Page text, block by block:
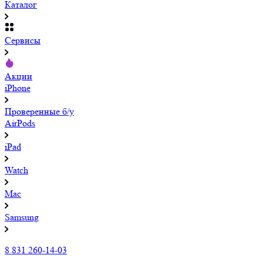
Каталог
Сервисы
Акции
iPhone
Проверенные б/у
AirPods
iPad
Watch
Mac
Samsung
8 831 260-14-03